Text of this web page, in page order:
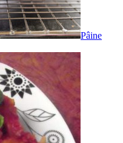
Pâine